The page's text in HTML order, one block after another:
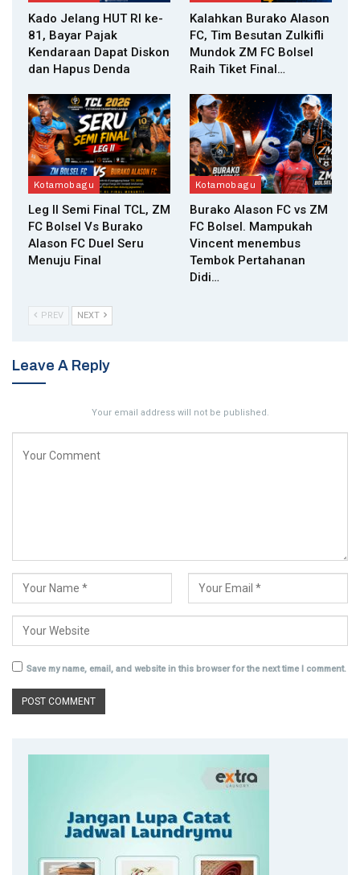
Kado Jelang HUT RI ke-
81, Bayar Pajak
Kendaraan Dapat Diskon
dan Hapus Denda
Kalahkan Burako Alason
FC, Tim Besutan Zulkifli
Mundok ZM FC Bolsel
Raih Tiket Final…
Kotamobagu
Leg II Semi Final TCL, ZM
FC Bolsel Vs Burako
Alason FC Duel Seru
Menuju Final
Kotamobagu
Burako Alason FC vs ZM
FC Bolsel. Mampukah
Vincent menembus
Tembok Pertahanan
Didi…
PREV NEXT
Leave A Reply
Your email address will not be published.
Save my name, email, and website in this browser for the next time I comment.